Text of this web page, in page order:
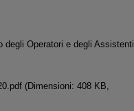
degli Operatori e degli Assistenti
(Dimensioni: 408 KB,